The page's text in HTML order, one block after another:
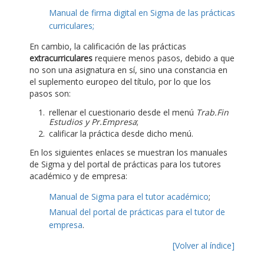
Manual de firma digital en Sigma de las prácticas
curriculares;
En cambio, la calificación de las prácticas
extracurriculares requiere menos pasos, debido a que
no son una asignatura en sí, sino una constancia en
el suplemento europeo del título, por lo que los
pasos son:
rellenar el cuestionario desde el menú Trab.Fin
Estudios y Pr.Empresa;
calificar la práctica desde dicho menú.
En los siguientes enlaces se muestran los manuales
de Sigma y del portal de prácticas para los tutores
académico y de empresa:
Manual de Sigma para el tutor académico;
Manual del portal de prácticas para el tutor de
empresa.
[Volver al índice]